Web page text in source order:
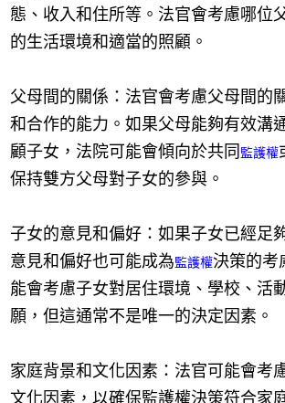
態、收入和住所等。法官會考慮哪位
的生活環境和適當的照顧。
父母間的關係：法官會考慮父母間的
和合作的能力。如果父母能夠有效溝
顧子女，法院可能會傾向於共同 監護權
保持雙方父母對子女的參與。
子女的意見和偏好：如果子女已經足
意見和偏好也可能成為監護權決策的考
能會考慮子女對居住環境、學校、活
願，但這通常不是唯一的決定因素。
家庭背景和文化因素：法官可能會考
文化因素，以確保監護權決策符合家